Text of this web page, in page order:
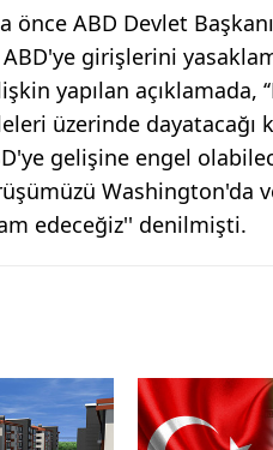
önce ABD Devlet
girişlerini
yapılan açıklamada,
üzerinde dayatacağı
gelişine engel
Washington'da
edeceğiz'' denilmişti.